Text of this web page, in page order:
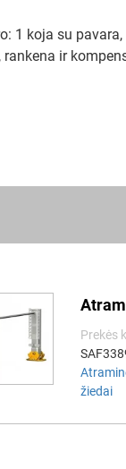
1 koja su
rankena ir
Prekės
žiedai